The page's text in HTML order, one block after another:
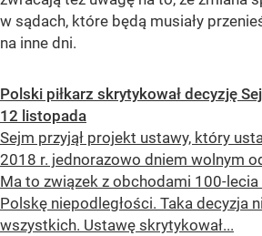
w sądach, które będą musiały
na inne dni.
Polski piłkarz skrytykował decyzję
12 listopada
Sejm przyjął projekt ustawy, który
2018 r. jednorazowo dniem wolnym
Ma to związek z obchodami 100-
Polskę niepodległości. Taka decyzja
wszystkich. Ustawę skrytykował...